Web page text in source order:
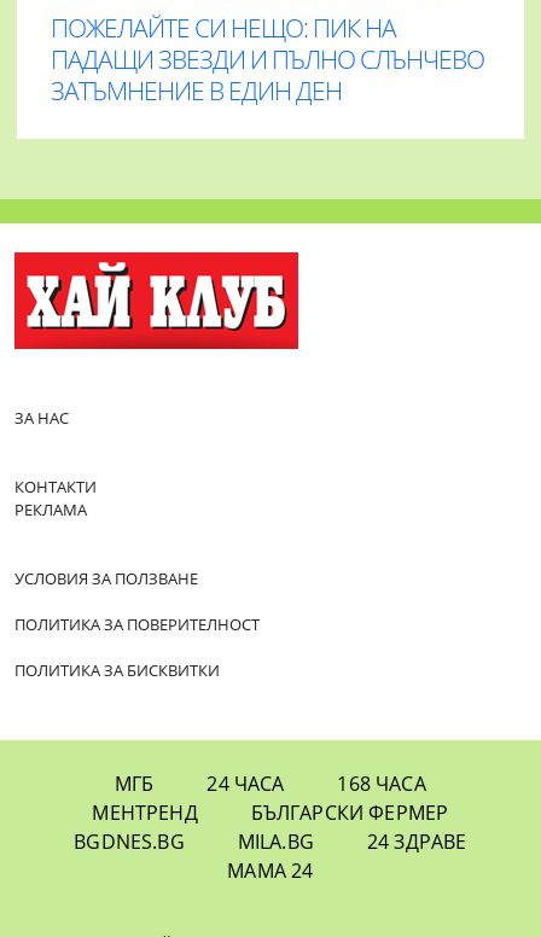
ПОЖЕЛАЙТЕ СИ НЕЩО: ПИК НА
ПАДАЩИ ЗВЕЗДИ И ПЪЛНО СЛЪНЧЕВО
ЗАТЪМНЕНИЕ В ЕДИН ДЕН
ЗА НАС
КОНТАКТИ
РЕКЛАМА
УСЛОВИЯ ЗА ПОЛЗВАНЕ
ПОЛИТИКА ЗА ПОВЕРИТЕЛНОСТ
ПОЛИТИКА ЗА БИСКВИТКИ
МГБ 24 ЧАСА
168 ЧАСА
МЕНТРЕНД
БЪЛГАРСКИ ФЕРМЕР
BGDNES.BG
MILA.BG
24 ЗДРАВЕ
МАМА 24